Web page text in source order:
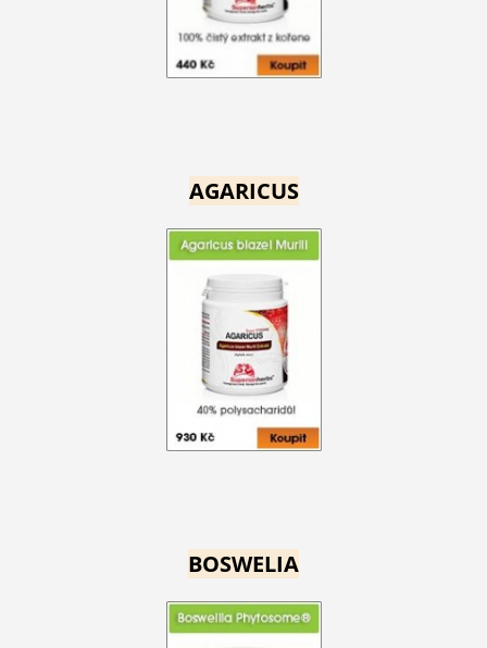
AGARICUS
BOSWELIA